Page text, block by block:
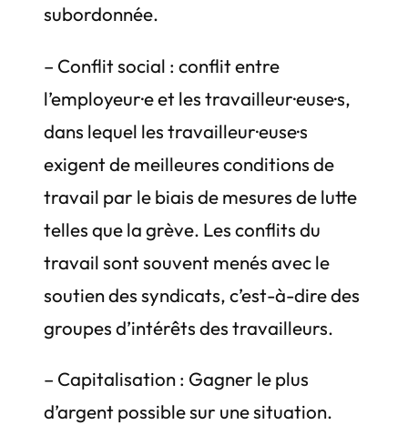
subordonnée.
– Conflit social : conflit entre
l’employeur·e et les travailleur·euse·s,
dans lequel les travailleur·euse·s
exigent de meilleures conditions de
travail par le biais de mesures de lutte
telles que la grève. Les conflits du
travail sont souvent menés avec le
soutien des syndicats, c’est-à-dire des
groupes d’intérêts des travailleurs.
– Capitalisation : Gagner le plus
d’argent possible sur une situation.